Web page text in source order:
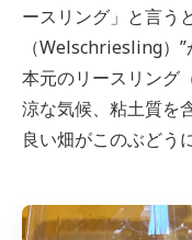
ースリング」と言う
（Welschriesling）
本元のリースリング
涼な気候、粘土質を
良い畑がこのぶどう